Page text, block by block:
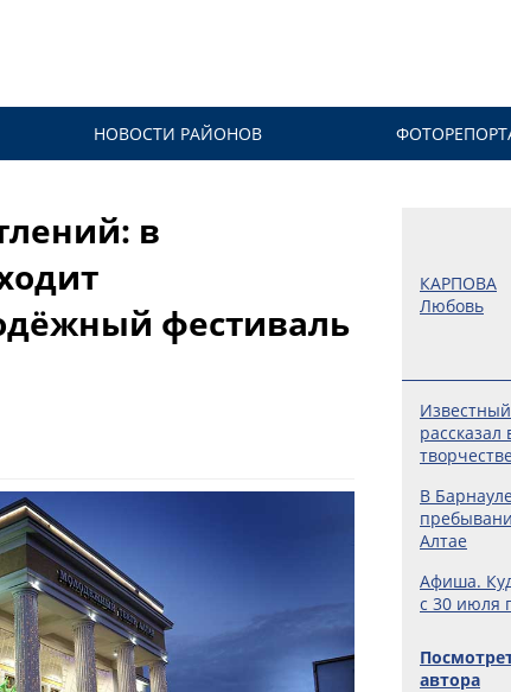
НОВОСТИ РАЙОНОВ
в
фестиваль
КАРПОВА
Любовь
В
Алтае
Афиша.
с 30 июля
автора